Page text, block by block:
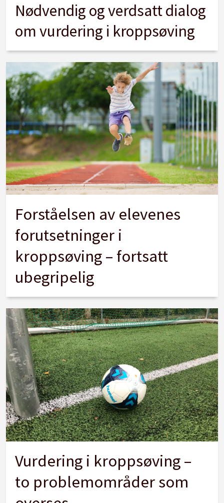
Nødvendig og verdsatt dialog
om vurdering i kroppsøving
Forståelsen av elevenes
forutsetninger i
kroppsøving – fortsatt
ubegripelig
Vurdering i kroppsøving –
to problemområder som